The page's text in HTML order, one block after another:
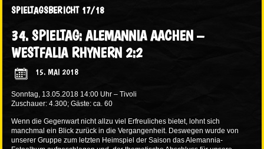
SPIELTAGSBERICHT 17/18
34. SPIELTAG: ALEMANNIA AACHEN –
WESTFALIA RHYNERN 2:2
15. MAI 2018
Sonntag, 13.05.2018 14:00 Uhr – Tivoli
Zuschauer: 4.300; Gäste: ca. 60
Wenn die Gegenwart nicht allzu viel Erfreuliches bietet, lohnt sich
manchmal ein Blick zurück in die Vergangenheit. Deswegen wurde von
unserer Gruppe zum letzten Heimspiel der Saison das Alemannia-